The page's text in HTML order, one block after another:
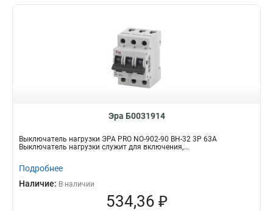
Эра Б0031914
Выключатель нагрузки ЭРА PRO NO-902-90 ВН-32 3P 63A
Выключатель нагрузки служит для включения,...
Подробнее
Наличие: В наличии
534,36 ₽